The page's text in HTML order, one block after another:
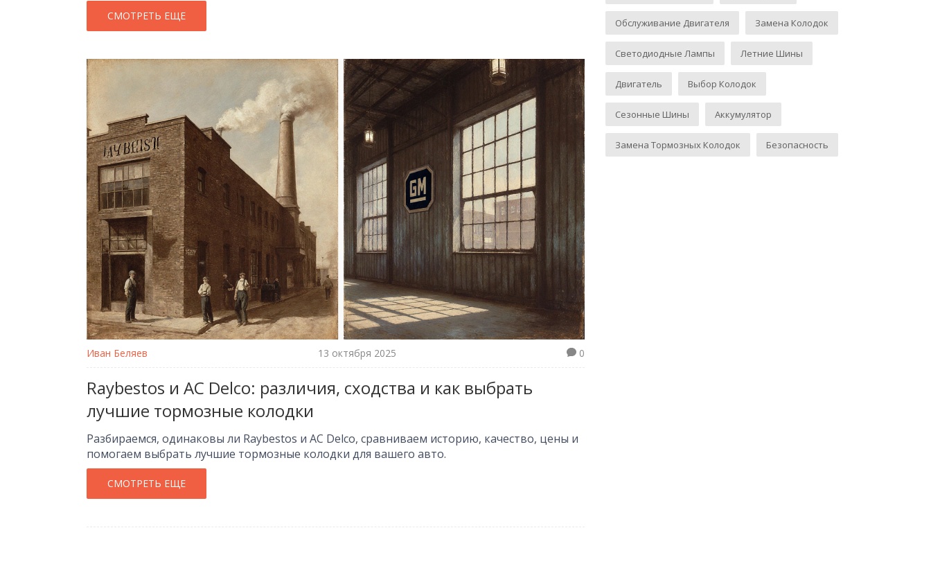
СМОТРЕТЬ ЕЩЕ
Иван Беляев 13 октября 2025 0
Raybestos и AC Delco: различия, сходства и как выбрать
лучшие тормозные колодки
Разбираемся, одинаковы ли Raybestos и AC Delco, сравниваем историю, качество, цены и
помогаем выбрать лучшие тормозные колодки для вашего авто.
СМОТРЕТЬ ЕЩЕ
Обслуживание Двигателя Замена Колодок
Светодиодные Лампы Летние Шины
Двигатель Выбор Колодок
Сезонные Шины Аккумулятор
Замена Тормозных Колодок Безопасность